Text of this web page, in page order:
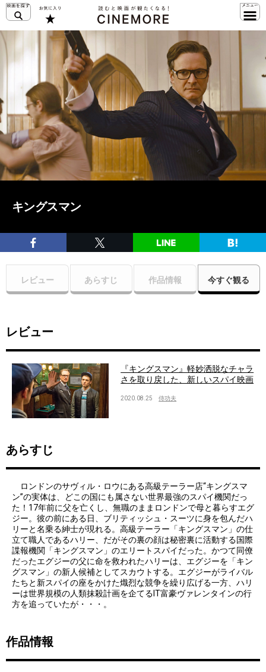
キングスマン
レビュー あらすじ 作品情報 今すぐ観る
レビュー
『キングスマン』軽妙洒脱なチャラ
さを取り戻した、新しいスパイ映画
2020.08.25 侍功夫
あらすじ
ロンドンのサヴィル・ロウにある高級テーラー店“キングスマ
ン”の実体は、どこの国にも属さない世界最強のスパイ機関だっ
た！17年前に父を亡くし、無職のままロンドンで母と暮らすエグ
ジー。彼の前にある日、ブリティッシュ・スーツに身を包んだハ
リーと名乗る紳士が現れる。高級テーラー「キングスマン」の仕
立て職人であるハリー、だがその裏の顔は秘密裏に活動する国際
諜報機関「キングスマン」のエリートスパイだった。かつて同僚
だったエグジーの父に命を救われたハリーは、エグジーを「キン
グスマン」の新人候補としてスカウトする。エグジーがライバル
たちと新スパイの座をかけた熾烈な競争を繰り広げる一方、ハリ
ーは世界規模の人類抹殺計画を企てるIT富豪ヴァレンタインの行
方を追っていたが・・・。
作品情報